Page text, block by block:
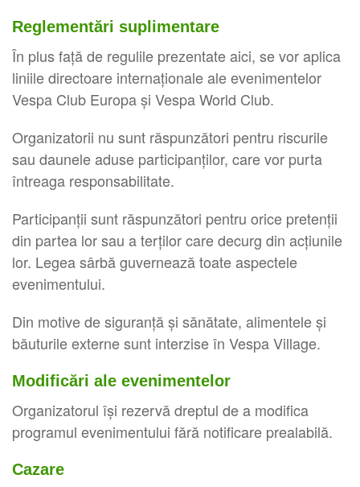
Reglementări suplimentare
În plus față de regulile prezentate aici, se vor aplica
liniile directoare internaționale ale evenimentelor
Vespa Club Europa și Vespa World Club.
Organizatorii nu sunt răspunzători pentru riscurile
sau daunele aduse participanților, care vor purta
întreaga responsabilitate.
Participanții sunt răspunzători pentru orice pretenții
din partea lor sau a terților care decurg din acțiunile
lor. Legea sârbă guvernează toate aspectele
evenimentului.
Din motive de siguranță și sănătate, alimentele și
băuturile externe sunt interzise în Vespa Village.
Modificări ale evenimentelor
Organizatorul își rezervă dreptul de a modifica
programul evenimentului fără notificare prealabilă.
Cazare